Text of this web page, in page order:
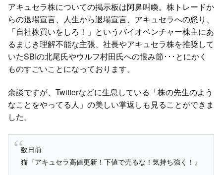
アキュセラ株についての掲示板は阿鼻叫喚。株トレードか
らの退場宣言、人生から退場宣言、アキュセラへの怒り、
「自社株買いをしろ！」というバイオベンチャー株主にあ
るまじき理解不能な主張、社長やアキュセラ株を推奨して
いたSBIの北尾氏やウルフ村田氏への恨み節･･･とにかく
ものすごいことになっております。
余談ですが、Twitterなどに生息している「株の先生のよう
なことをやってる人」の美しい掌返しも見ることができま
した。
数日前
猫『アキュセラ高値更新！下値で売るな！気持ち強く！』